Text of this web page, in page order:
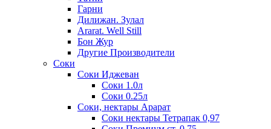
Гарни
Дилижан. Зулал
Ararat. Well Still
Бон Жур
Другие Производители
Соки
Соки Иджеван
Соки 1.0л
Соки 0.25л
Соки, нектары Арарат
Соки нектары Тетрапак 0,97